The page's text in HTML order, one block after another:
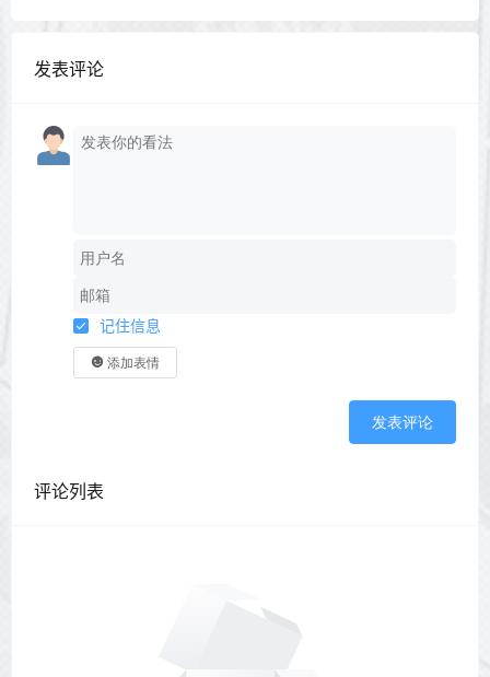
发表评论
记住信息
添加表情
发表评论
评论列表